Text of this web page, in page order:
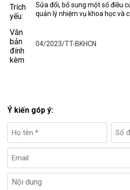
Trích
yếu:
Sửa đổi, bổ sung một số điều
quản lý nhiệm vụ khoa học và
Văn
bản
đính
kèm
04/2023/TT-BKHCN
Ý kiến góp ý: